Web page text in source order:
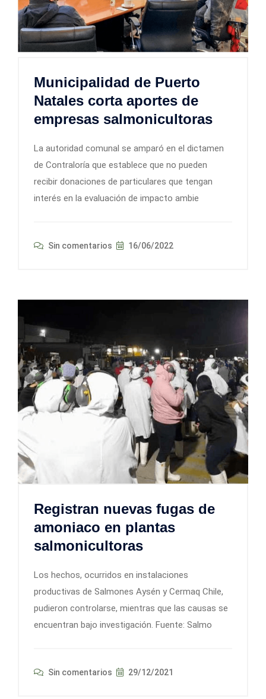
Municipalidad de Puerto
Natales corta aportes de
empresas salmonicultoras
La autoridad comunal se amparó en el dictamen
de Contraloría que establece que no pueden
recibir donaciones de particulares que tengan
interés en la evaluación de impacto ambie
Sin comentarios 16/06/2022
Registran nuevas fugas de
amoniaco en plantas
salmonicultoras
Los hechos, ocurridos en instalaciones
productivas de Salmones Aysén y Cermaq Chile,
pudieron controlarse, mientras que las causas se
encuentran bajo investigación. Fuente: Salmo
Sin comentarios 29/12/2021